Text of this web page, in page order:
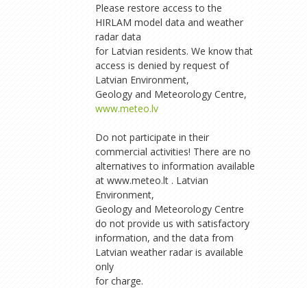
Please restore access to the
HIRLAM model data and weather
radar data
for Latvian residents. We know that
access is denied by request of
Latvian Environment,
Geology and Meteorology Centre,
www.meteo.lv
Do not participate in their
commercial activities! There are no
alternatives to information available
at www.meteo.lt . Latvian
Environment,
Geology and Meteorology Centre
do not provide us with satisfactory
information, and the data from
Latvian weather radar is available
only
for charge.